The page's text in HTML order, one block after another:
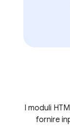
I moduli
fornire